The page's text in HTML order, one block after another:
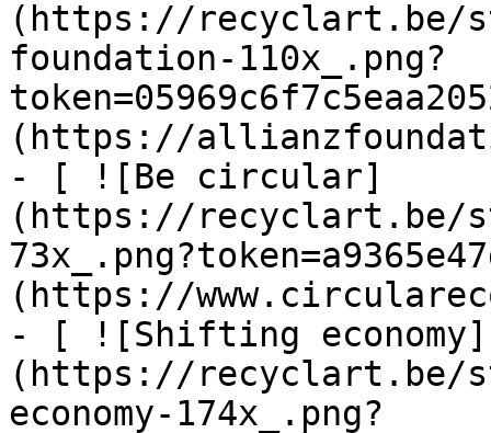
(https://recyclart.be/
foundation-110x_.png?
(https://
- [ ![Be circular]
(https://recyclart.be/
(https://
- [ ![Shifting economy]
(https://recyclart.be/
economy-174x_.png?